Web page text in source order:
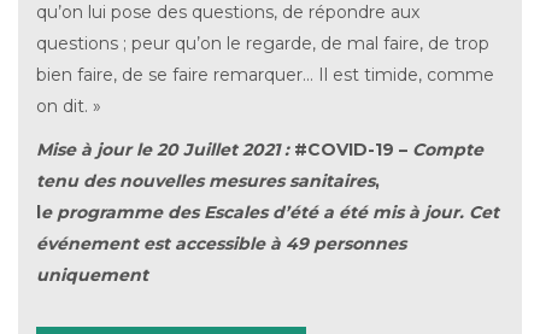
qu’on lui pose des questions, de répondre aux
questions ; peur qu’on le regarde, de mal faire, de trop
bien faire, de se faire remarquer… Il est timide, comme
on dit. »
Mise à jour le 20 Juillet 2021 : #COVID-19 – Compte
tenu des nouvelles mesures sanitaires​,
le programme des Escales d’été a été mis à jour. Cet
événement est accessible à 49 personnes
uniquement